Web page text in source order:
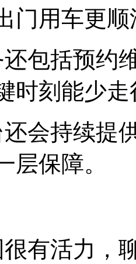
门用车更顺
包括预约
时刻能少
会持续提
层保障。
有活力，